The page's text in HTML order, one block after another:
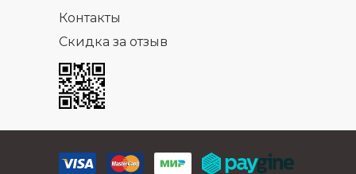
Контакты
Скидка за отзыв